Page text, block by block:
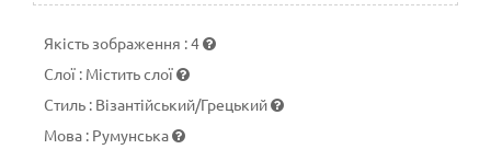
Якість зображення :4
Слої : Містить слої
Стиль : Візантійський/Грецький
Мова : Румунська